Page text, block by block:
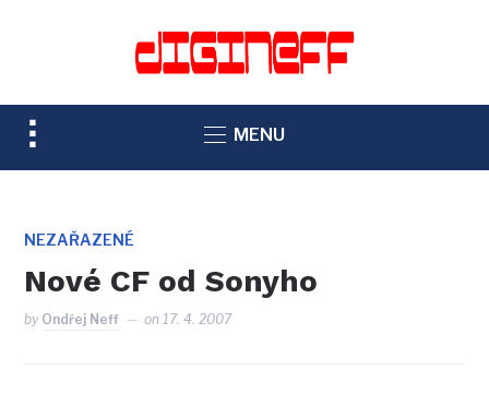
TOGGLE
SIDEBAR
NAVIGATION
MENU
NEZAŘAZENÉ
Nové CF od Sonyho
by Ondřej Neff on17. 4. 2007